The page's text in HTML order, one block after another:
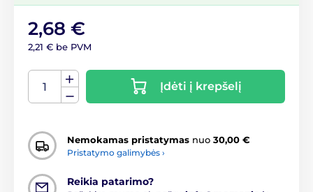
2,68 €
2,21 € be PVM
Įdėti į krepšelį
Nemokamas pristatymas nuo 30,00 €
Pristatymo galimybės ›
Reikia patarimo?